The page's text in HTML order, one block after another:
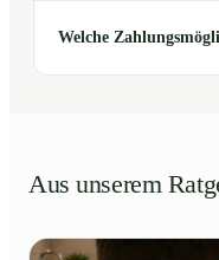
Welche
Aus unserem